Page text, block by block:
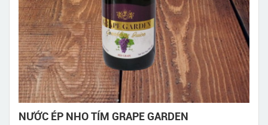
NƯỚC ÉP NHO TÍM GRAPE GARDEN